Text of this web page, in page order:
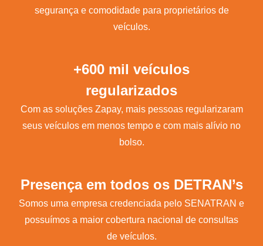
segurança e comodidade para proprietários de
veículos.
+600 mil veículos
regularizados
Com as soluções Zapay, mais pessoas regularizaram
seus veículos em menos tempo e com mais alívio no
bolso.
Presença em todos os DETRAN’s
Somos uma empresa credenciada pelo SENATRAN e
possuímos a maior cobertura nacional de consultas
de veículos.